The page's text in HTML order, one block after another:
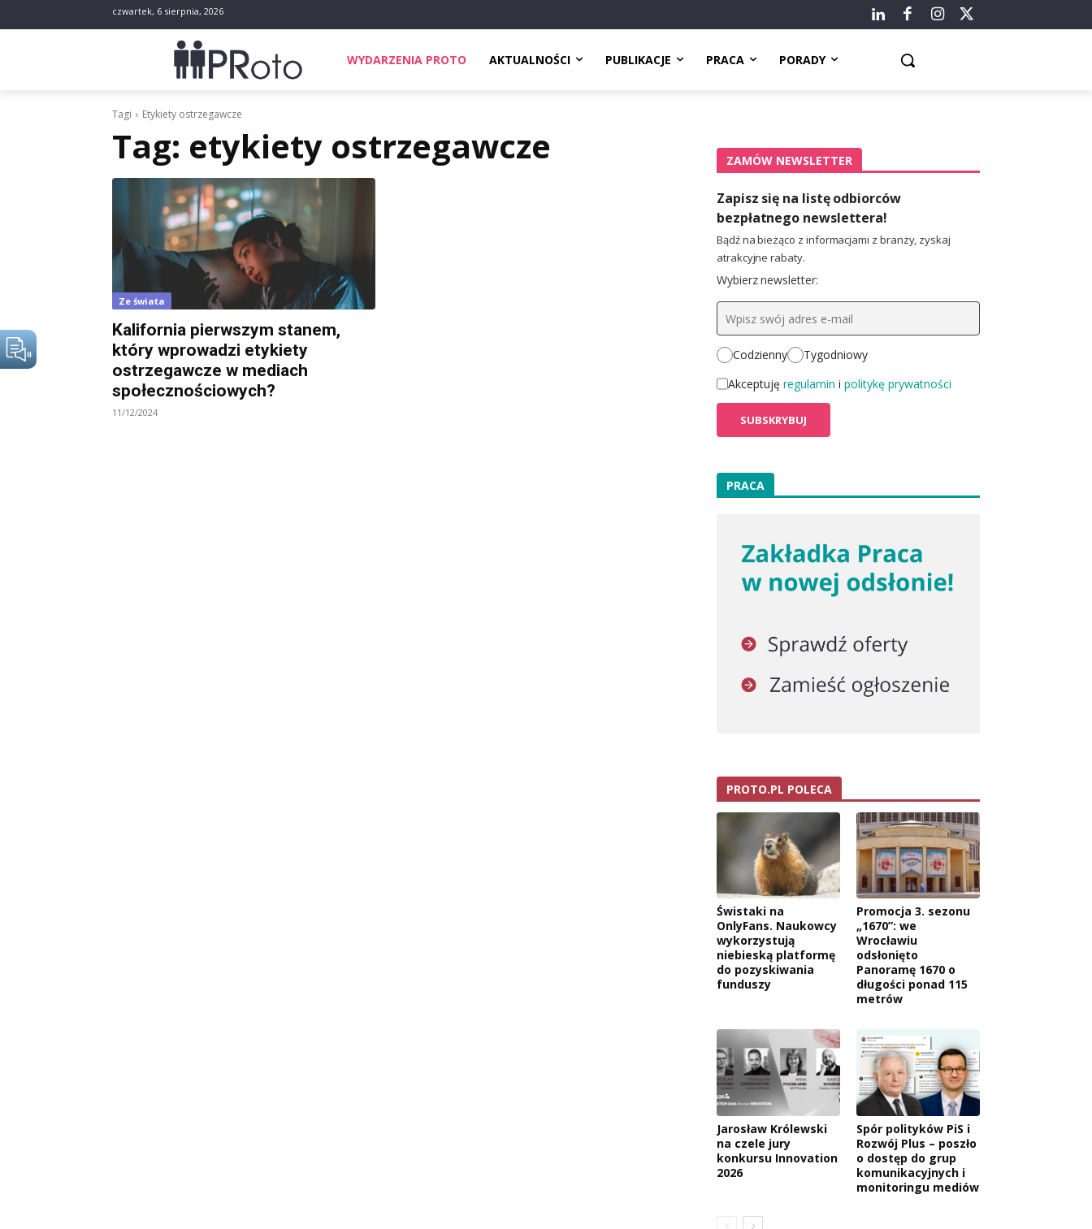
czwartek, 6 sierpnia, 2026
WYDARZENIA PROTO AKTUALNOŚCI PUBLIKACJE PRACA PORADY
Tagi Etykiety ostrzegawcze
Tag: etykiety ostrzegawcze
Ze świata
Kalifornia pierwszym stanem,
który wprowadzi etykiety
ostrzegawcze w mediach
społecznościowych?
11/12/2024
ZAMÓW NEWSLETTER
Zapisz się na listę odbiorców
bezpłatnego newslettera!
Bądź na bieżąco z informacjami z branży, zyskaj
atrakcyjne rabaty.
Wybierz newsletter:
Codzienny
Tygodniowy
Akceptuję regulamin i politykę prywatności
PRACA
PROTO.PL POLECA
Świstaki na
OnlyFans. Naukowcy
wykorzystują
niebieską platformę
do pozyskiwania
funduszy
Promocja 3. sezonu
„1670”: we
Wrocławiu
odsłonięto
Panoramę 1670 o
długości ponad 115
metrów
Jarosław Królewski
na czele jury
konkursu Innovation
2026
Spór polityków PiS i
Rozwój Plus – poszło
o dostęp do grup
komunikacyjnych i
monitoringu mediów